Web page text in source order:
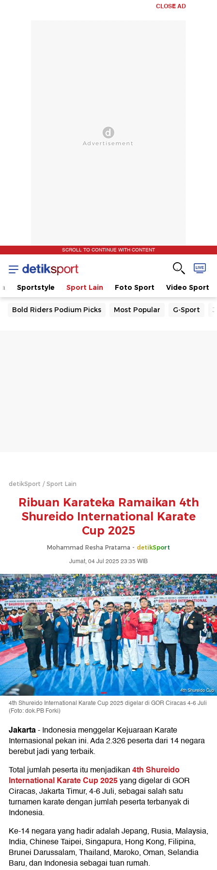
CLOSE AD
SCROLL TO CONTINUE WITH CONTENT
Sportstyle Sport Lain Foto Sport Video Sport
Bold Riders Podium Picks Most Popular G-Sport
detikSport Sport Lain
Ribuan Karateka Ramaikan 4th
Shureido International Karate
Cup 2025
Mohammad Resha Pratama - detikSport
Jumat, 04 Jul 2025 23:35 WIB
4th Shureido International Karate Cup 2025 digelar di GOR Ciracas 4-6 Juli
(Foto: dok.PB Forki)
Jakarta-Indonesia menggelar Kejuaraan Karate
Internasional pekan ini. Ada 2.326 peserta dari 14 negara
berebut jadi yang terbaik.
Total jumlah peserta itu menjadikan4th Shureido
International Karate Cup 2025yang digelar di GOR
Ciracas, Jakarta Timur, 4-6 Juli, sebagai salah satu
turnamen karate dengan jumlah peserta terbanyak di
Indonesia.
Ke-14 negara yang hadir adalah Jepang, Rusia, Malaysia,
India, Chinese Taipei, Singapura, Hong Kong, Filipina,
Brunei Darussalam, Thailand, Maroko, Oman, Selandia
Baru, dan Indonesia sebagai tuan rumah.